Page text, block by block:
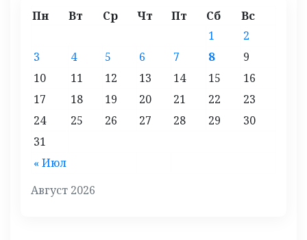
Август 2026
Пн Вт Ср Чт Пт Сб Вс
« Июл
1
2
3
4 5 6 7 8
9
10
11 12 13 14 15
16
17
18 19 20 21 22
23
24
25 26 27 28 29
30
31